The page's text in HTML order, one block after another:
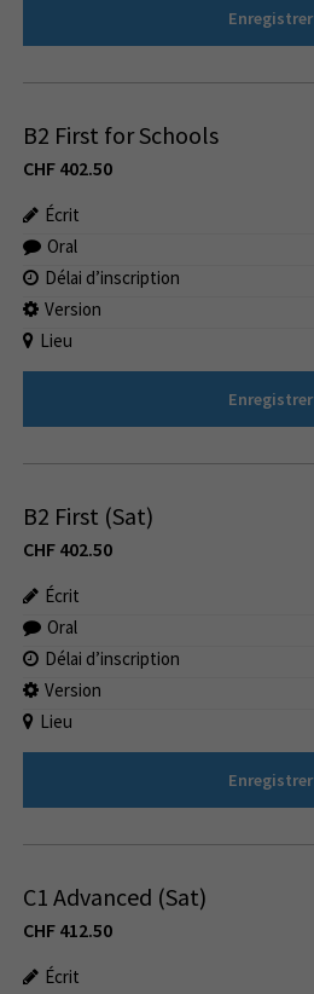
Enregistrer
B2 First for Schools
CHF 402.50
Écrit
Oral
Délai d’inscription
Version
Lieu
Enregistrer
B2 First (Sat)
CHF 402.50
Écrit
Oral
Délai d’inscription
Version
Lieu
Enregistrer
C1 Advanced (Sat)
CHF 412.50
Écrit